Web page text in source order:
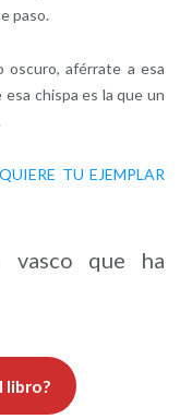
paso.
oscuro, aférrate a esa
chispa es la que un
TU EJEMPLAR
que ha
libro?